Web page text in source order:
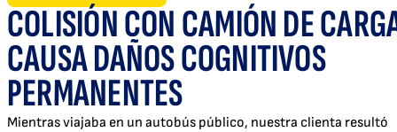
COLISIÓN CON CAMIÓN DE
CAUSA DAÑOS COGNITIVOS
PERMANENTES
Mientras viajaba en un autobús público, nuestra clienta resultó